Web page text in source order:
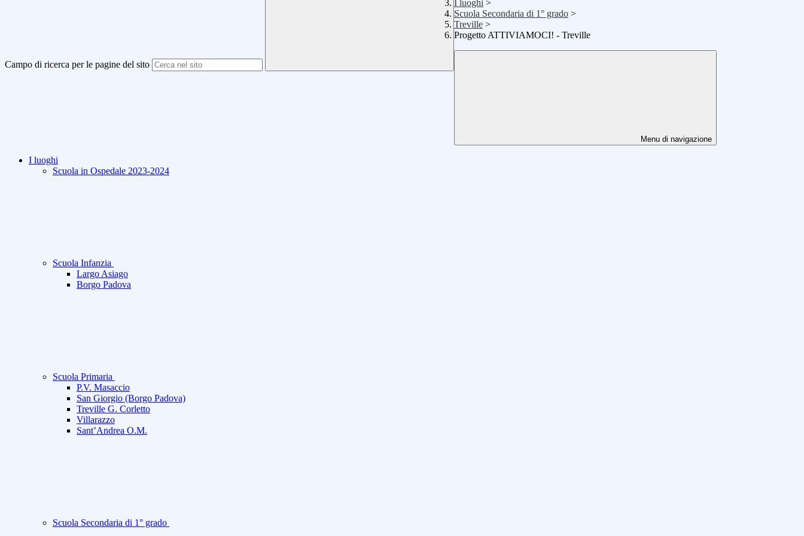
Campo di ricerca per le pagine del sito
I luoghi >
Scuola Secondaria di 1° grado >
Treville >
Progetto ATTIVIAMOCI! - Treville
Menu di navigazione
I luoghi
Scuola in Ospedale 2023-2024
Scuola Infanzia
Largo Asiago
Borgo Padova
Scuola Primaria
P.V. Masaccio
San Giorgio (Borgo Padova)
Treville G. Corletto
Villarazzo
Sant’Andrea O.M.
Scuola Secondaria di 1° grado